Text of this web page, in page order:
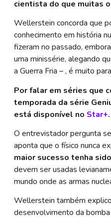
cientista do que muitas
Wellerstein concorda que
conhecimento em história
fizeram no passado,
uma minissérie, alegando
a Guerra Fria – , é muito
Por falar em séries que
temporada da série
está disponível no Star+.
O entrevistador pergunta
aponta que o físico nunca
maior sucesso tenha
devem ser usadas
mundo onde as armas
Wellerstein também
desenvolvimento da